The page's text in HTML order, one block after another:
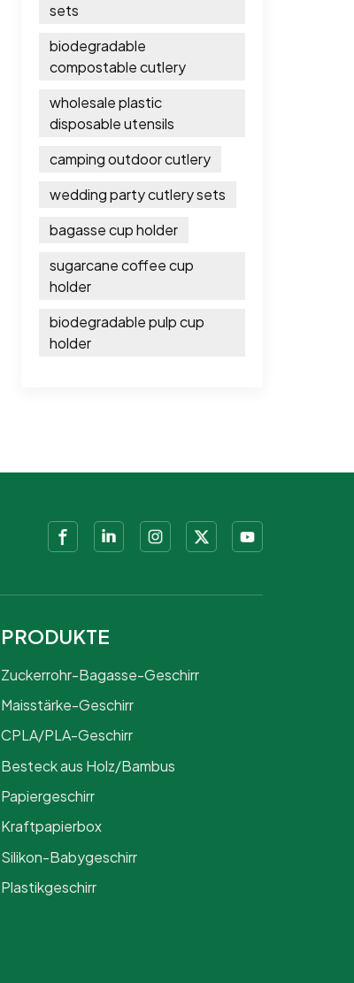
sets
biodegradable
compostable cutlery
wholesale plastic
disposable utensils
camping outdoor cutlery
wedding party cutlery sets
bagasse cup holder
sugarcane coffee cup
holder
biodegradable pulp cup
holder
PRODUKTE
Zuckerrohr-Bagasse-Geschirr
Maisstärke-Geschirr
CPLA/PLA-Geschirr
Besteck aus Holz/Bambus
Papiergeschirr
Kraftpapierbox
Silikon-Babygeschirr
Plastikgeschirr